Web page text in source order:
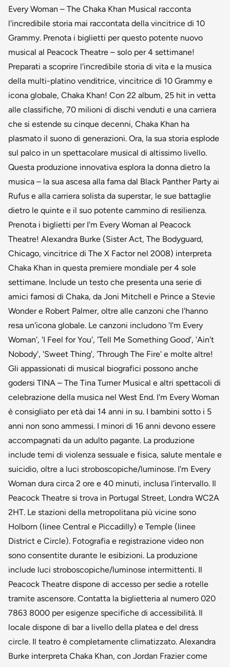
Every Woman – The Chaka Khan Musical racconta
l'incredibile storia mai raccontata della vincitrice di 10
Grammy. Prenota i biglietti per questo potente nuovo
musical al Peacock Theatre – solo per 4 settimane!
Preparati a scoprire l'incredibile storia di vita e la musica
della multi-platino venditrice, vincitrice di 10 Grammy e
icona globale, Chaka Khan! Con 22 album, 25 hit in vetta
alle classifiche, 70 milioni di dischi venduti e una carriera
che si estende su cinque decenni, Chaka Khan ha
plasmato il suono di generazioni. Ora, la sua storia esplode
sul palco in un spettacolare musical di altissimo livello.
Questa produzione innovativa esplora la donna dietro la
musica – la sua ascesa alla fama dal Black Panther Party ai
Rufus e alla carriera solista da superstar, le sue battaglie
dietro le quinte e il suo potente cammino di resilienza.
Prenota i biglietti per I'm Every Woman al Peacock
Theatre! Alexandra Burke (Sister Act, The Bodyguard,
Chicago, vincitrice di The X Factor nel 2008) interpreta
Chaka Khan in questa premiere mondiale per 4 sole
settimane. Include un testo che presenta una serie di
amici famosi di Chaka, da Joni Mitchell e Prince a Stevie
Wonder e Robert Palmer, oltre alle canzoni che l'hanno
resa un'icona globale. Le canzoni includono 'I'm Every
Woman', 'I Feel for You', 'Tell Me Something Good', 'Ain't
Nobody', 'Sweet Thing', 'Through The Fire' e molte altre!
Gli appassionati di musical biografici possono anche
godersi TINA – The Tina Turner Musical e altri spettacoli di
celebrazione della musica nel West End. I'm Every Woman
è consigliato per età dai 14 anni in su. I bambini sotto i 5
anni non sono ammessi. I minori di 16 anni devono essere
accompagnati da un adulto pagante. La produzione
include temi di violenza sessuale e fisica, salute mentale e
suicidio, oltre a luci stroboscopiche/luminose. I'm Every
Woman dura circa 2 ore e 40 minuti, inclusa l'intervallo. Il
Peacock Theatre si trova in Portugal Street, Londra WC2A
2HT. Le stazioni della metropolitana più vicine sono
Holborn (linee Central e Piccadilly) e Temple (linee
District e Circle). Fotografia e registrazione video non
sono consentite durante le esibizioni. La produzione
include luci stroboscopiche/luminose intermittenti. Il
Peacock Theatre dispone di accesso per sedie a rotelle
tramite ascensore. Contatta la biglietteria al numero 020
7863 8000 per esigenze specifiche di accessibilità. Il
locale dispone di bar a livello della platea e del dress
circle. Il teatro è completamente climatizzato. Alexandra
Burke interpreta Chaka Khan, con Jordan Frazier come